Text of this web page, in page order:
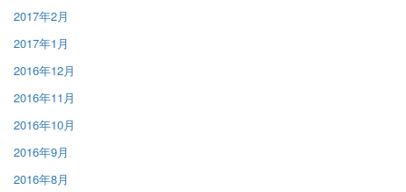
2017年2月
2017年1月
2016年12月
2016年11月
2016年10月
2016年9月
2016年8月